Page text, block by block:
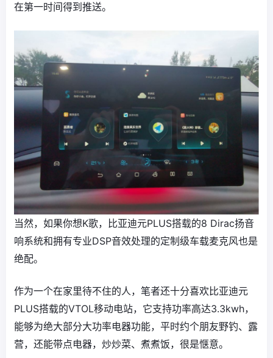
在第一时间得到推送。
当然，如果你想K歌，比亚迪元PLUS搭载的8 Dirac扬音
响系统和拥有专业DSP音效处理的定制级车载麦克风也是
绝配。
作为一个在家里待不住的人，笔者还十分喜欢比亚迪元
PLUS搭载的VTOL移动电站，它支持功率高达3.3kwh，
能够为绝大部分大功率电器功能，平时约个朋友野钓、露
营，还能带点电器，炒炒菜、煮煮饭，很是惬意。